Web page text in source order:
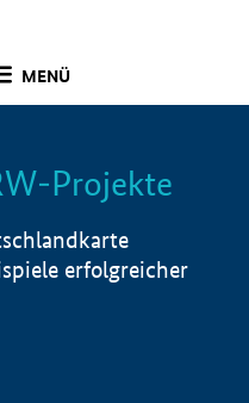
MENÜ
Info
Projekte
erfolgreicher